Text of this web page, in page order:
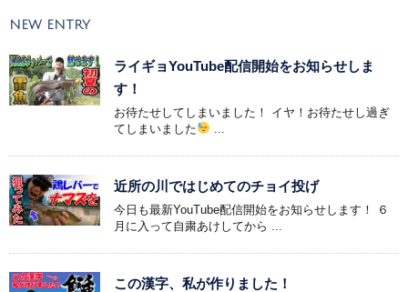
NEW ENTRY
ライギョYouTube配信開始をお知らせしま
す！
お待たせしてしまいました！ イヤ！お待たせし過ぎ
てしまいました
近所の川ではじめてのチョイ投げ
今日も最新YouTube配信開始をお知らせします！ ６
月に入って自粛あけしてから ...
この漢字、私が作りました！